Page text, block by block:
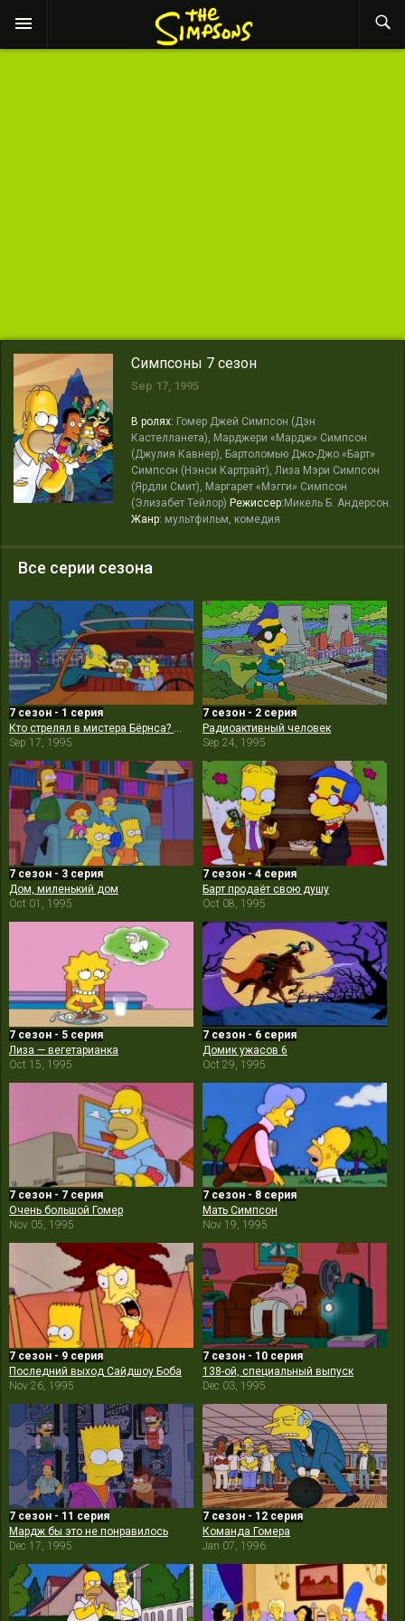
Симпсоны 7 сезон
Sep 17, 1995
В ролях: Гомер Джей Симпсон (Дэн
Кастелланета), Марджери «Мардж» Симпсон
(Джулия Кавнер), Бартоломью Джо-Джо «Барт»
Симпсон (Нэнси Картрайт), Лиза Мэри Симпсон
(Ярдли Смит), Маргарет «Мэгги» Симпсон
(Элизабет Тейлор) Режиссер:Микель Б. Андерсон.
Жанр: мультфильм, комедия
Все серии сезона
7 сезон - 1 серия
Кто стрелял в мистера Бёрнса? (Часть 2)
Sep 17, 1995
7 сезон - 2 серия
Радиоактивный человек
Sep 24, 1995
7 сезон - 3 серия
Дом, миленький дом
Oct 01, 1995
7 сезон - 4 серия
Барт продаёт свою душу
Oct 08, 1995
7 сезон - 5 серия
Лиза — вегетарианка
Oct 15, 1995
7 сезон - 6 серия
Домик ужасов 6
Oct 29, 1995
7 сезон - 7 серия
Очень большой Гомер
Nov 05, 1995
7 сезон - 8 серия
Мать Симпсон
Nov 19, 1995
7 сезон - 9 серия
Последний выход Сайдшоу Боба
Nov 26, 1995
7 сезон - 10 серия
138-ой, специальный выпуск
Dec 03, 1995
7 сезон - 11 серия
Мардж бы это не понравилось
Dec 17, 1995
7 сезон - 12 серия
Команда Гомера
Jan 07, 1996